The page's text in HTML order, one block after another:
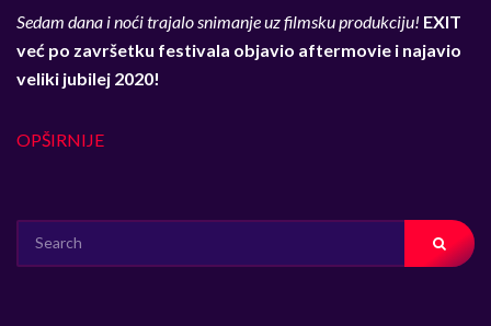
Sedam dana i noći trajalo snimanje uz filmsku produkciju! EXIT
već po završetku festivala objavio aftermovie i najavio
veliki jubilej 2020!
OPŠIRNIJE
FOR: